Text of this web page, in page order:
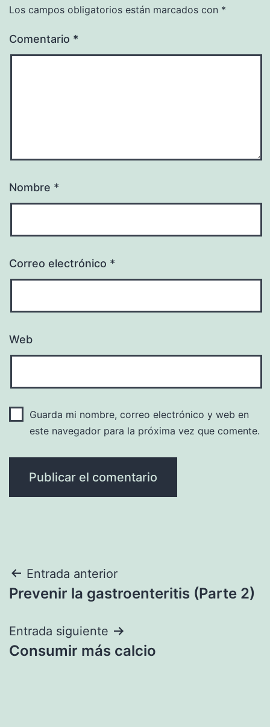
Los campos obligatorios están marcados con *
Comentario *
Nombre *
Correo electrónico *
Web
Guarda mi nombre, correo electrónico y web en
este navegador para la próxima vez que comente.
Navegación
de
entradas
Entrada anterior
Prevenir la gastroenteritis (Parte 2)
Entrada siguiente
Consumir más calcio